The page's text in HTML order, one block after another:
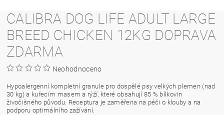
CALIBRA DOG LIFE ADULT LARGE
BREED CHICKEN 12KG DOPRAVA
ZDARMA
Neohodnoceno
Hypoalergenní kompletní granule pro dospělé psy velkých plemen (nad
30 kg) a kuřecím masem a rýží, které obsahují 85 % bílkovin
živočišného původu. Receptura je zaměřena na péči o klouby a na
podporu optimálního zažívání.